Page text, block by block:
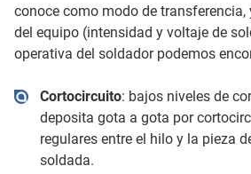
conoce como modo de transferencia,
del equipo (intensidad y voltaje de
operativa del soldador podemos
Cortocircuito: bajos niveles de
deposita gota a gota por
regulares entre el hilo y la pieza
soldada.